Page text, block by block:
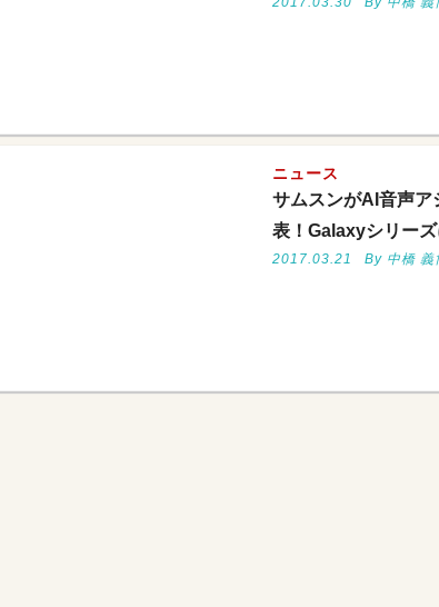
ニュース
サムスンがAI音声
表！Galaxyシリー
2017.03.21 By 中橋 義